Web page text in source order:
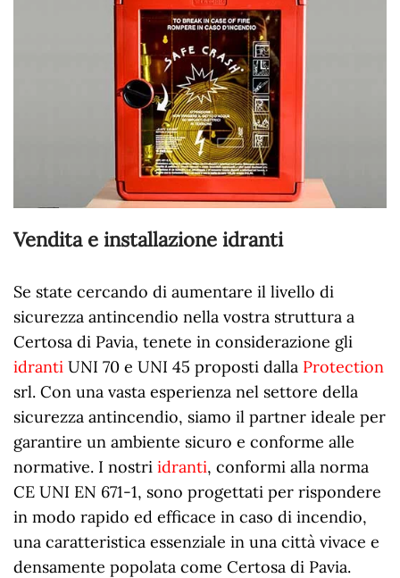
Vendita e installazione idranti
Se state cercando di aumentare il livello di
sicurezza antincendio nella vostra struttura a
Certosa di Pavia, tenete in considerazione gli
idranti UNI 70 e UNI 45 proposti dalla Protection
srl. Con una vasta esperienza nel settore della
sicurezza antincendio, siamo il partner ideale per
garantire un ambiente sicuro e conforme alle
normative. I nostri idranti, conformi alla norma
CE UNI EN 671-1, sono progettati per rispondere
in modo rapido ed efficace in caso di incendio,
una caratteristica essenziale in una città vivace e
densamente popolata come Certosa di Pavia.